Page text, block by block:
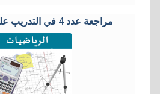
مراجعة عدد 4 في التدريب على حلّ المسائل